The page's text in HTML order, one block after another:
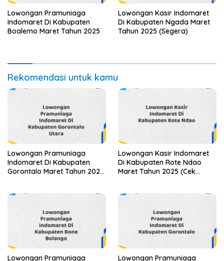
Lowongan Pramuniaga
Indomaret Di Kabupaten
Boalemo Maret Tahun 2025
Lowongan Kasir Indomaret
Di Kabupaten Ngada Maret
Tahun 2025 (Segera)
Rekomendasi untuk kamu
Lowongan Pramuniaga
Indomaret Di Kabupaten
Gorontalo Maret Tahun 2025
Lowongan Kasir Indomaret
Di Kabupaten Rote Ndao
Maret Tahun 2025 (Cek
Lowongan Pramuniaga Lowongan Pramuniaga